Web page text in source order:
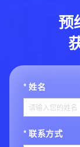
预
姓名
联系方式